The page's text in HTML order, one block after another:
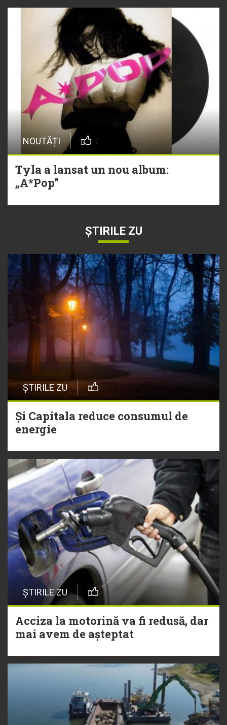
NOUTĂȚI
Tyla a lansat un nou album:
„A*Pop”
ȘTIRILE ZU
ȘTIRILE ZU
Și Capitala reduce consumul de
energie
ȘTIRILE ZU
Acciza la motorină va fi redusă, dar
mai avem de așteptat